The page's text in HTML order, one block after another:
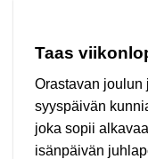
Taas
Orastavan joulun
syyspäivän
joka sopii
isänpäivän